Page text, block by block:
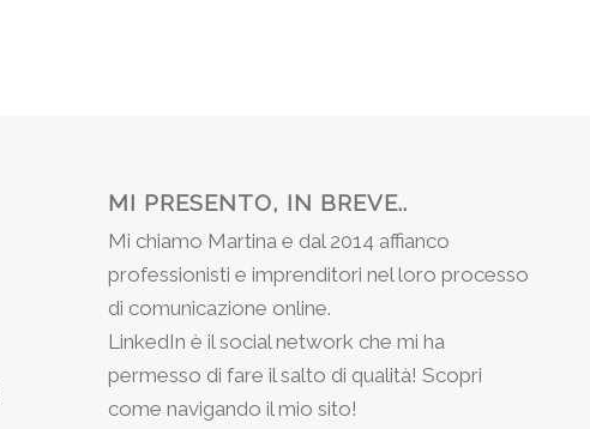
MI PRESENTO, IN BREVE..
Mi chiamo Martina e dal 2014 affianco
professionisti e imprenditori nel loro processo
di comunicazione online.
LinkedIn è il social network che mi ha
permesso di fare il salto di qualità! Scopri
come navigando il mio sito!